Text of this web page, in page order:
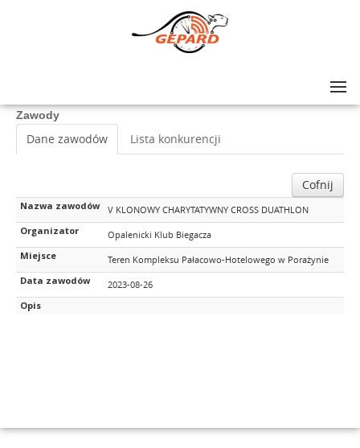
Zawody
Dane zawodów Lista konkurencji
Cofnij
Nazwa zawodów
V KLONOWY CHARYTATYWNY CROSS DUATHLON
Organizator
Opalenicki Klub Biegacza
Miejsce
Teren Kompleksu Pałacowo-Hotelowego w Porażynie
Data zawodów
2023-08-26
Opis